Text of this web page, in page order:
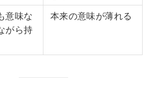
意味な
がら持
本来の意味が薄れる